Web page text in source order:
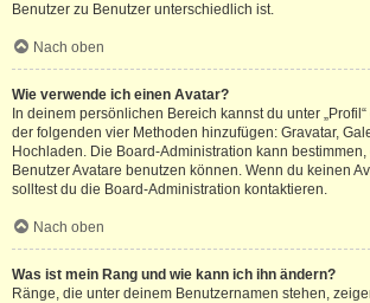
Benutzer zu Benutzer unterschiedlich ist.
Nach oben
Wie verwende ich einen Avatar?
In deinem persönlichen Bereich kannst du unter
der folgenden vier Methoden hinzufügen: Gravatar,
Hochladen. Die Board-Administration kann
Benutzer Avatare benutzen können. Wenn du keinen
solltest du die Board-Administration kontaktieren.
Nach oben
Was ist mein Rang und wie kann ich ihn ändern?
Ränge, die unter deinem Benutzernamen stehen,